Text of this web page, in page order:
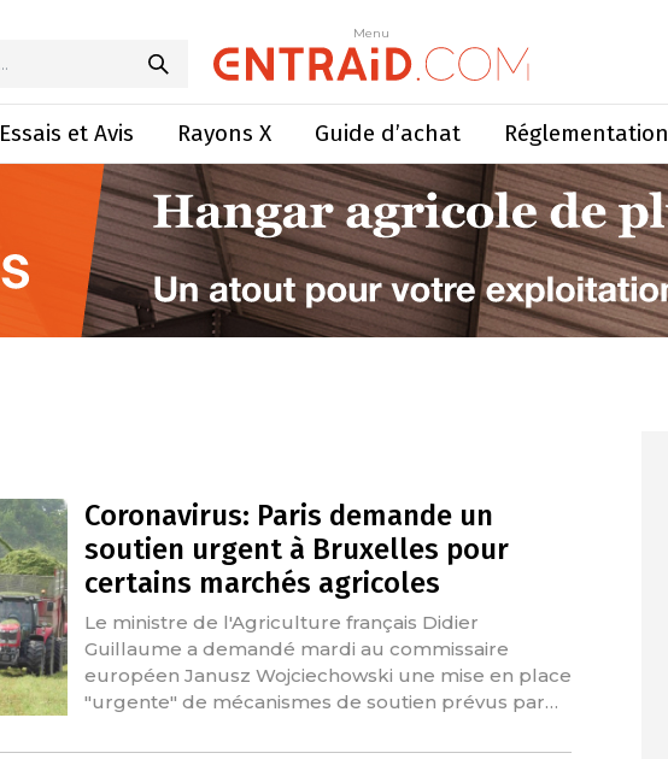
Menu
Essais et Avis Rayons X Guide d’achat Réglementation
Coronavirus: Paris demande un
soutien urgent à Bruxelles pour
certains marchés agricoles
Le ministre de l'Agriculture français Didier
Guillaume a demandé mardi au commissaire
européen Janusz Wojciechowski une mise en place
"urgente" de mécanismes de soutien prévus par…